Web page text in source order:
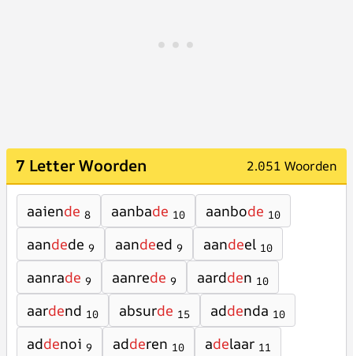
7 Letter Woorden 2.051 Woorden
aaiende 8 aanbade 10 aanbode 10
aandede 9 aandeed 9 aandeel 10
aanrade 9 aanrede 9 aardden 10
aardend 10 absurde 15 addenda 10
addenoi 9 adderen 10 adelaar 11